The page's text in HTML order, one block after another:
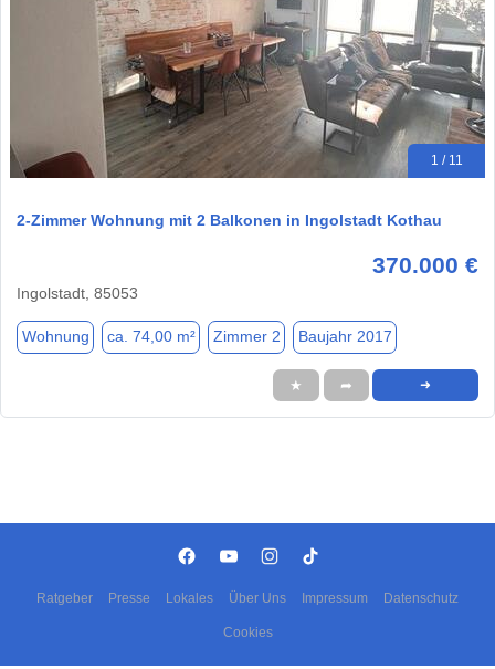
1 / 11
2-Zimmer Wohnung mit 2 Balkonen in Ingolstadt Kothau
370.000 €
Ingolstadt, 85053
Wohnung ca. 74,00 m² Zimmer 2 Baujahr 2017
★ ➦ ➜
Ratgeber Presse Lokales Über Uns Impressum Datenschutz
Cookies